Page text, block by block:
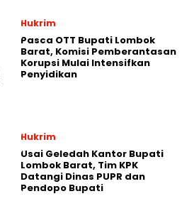
Hukrim
Pasca OTT Bupati Lombok
Barat, Komisi Pemberantasan
Korupsi Mulai Intensifkan
Penyidikan
Hukrim
Usai Geledah Kantor Bupati
Lombok Barat, Tim KPK
Datangi Dinas PUPR dan
Pendopo Bupati